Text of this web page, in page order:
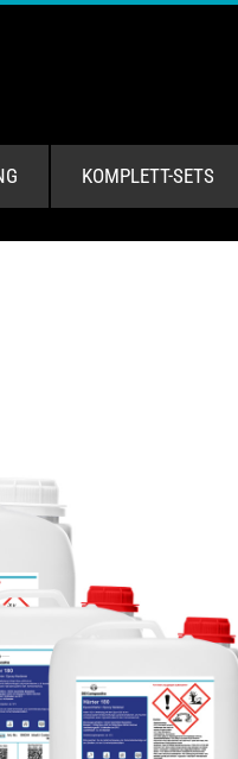
KOMPLETT-SETS